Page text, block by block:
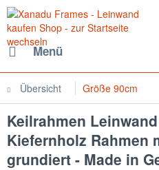
Menü
Übersicht Größe 90cm
Keilrahmen
Kiefernholz Rahmen
grundiert - Made in